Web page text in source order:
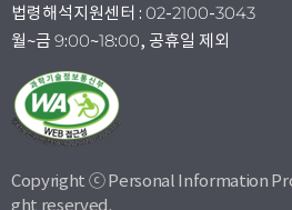
법령해석지원센터 : 02-2100-3043
월~금 9:00~18:00, 공휴일 제외
Copyright ⓒ Personal Information
ght reserved.